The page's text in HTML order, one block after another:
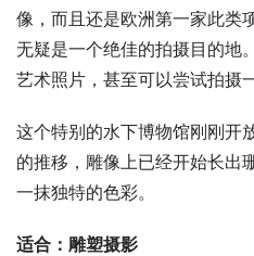
像，而且还是欧洲第一家此类
无疑是一个绝佳的拍摄目的地
艺术照片，甚至可以尝试拍摄
这个特别的水下博物馆刚刚开
的推移，雕像上已经开始长出
一抹独特的色彩。
适合：雕塑摄影